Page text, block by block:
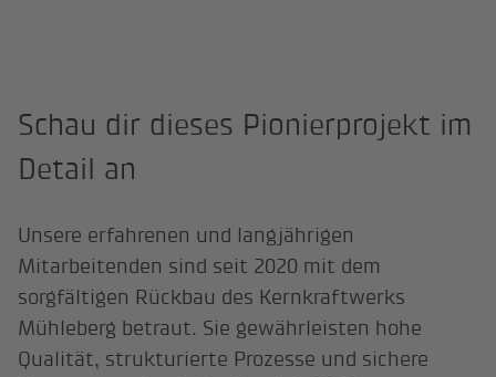
Schau dir dieses Pionierprojekt im
Detail an
Unsere erfahrenen und langjährigen
Mitarbeitenden sind seit 2020 mit dem
sorgfältigen Rückbau des Kernkraftwerks
Mühleberg betraut. Sie gewährleisten hohe
Qualität, strukturierte Prozesse und sichere